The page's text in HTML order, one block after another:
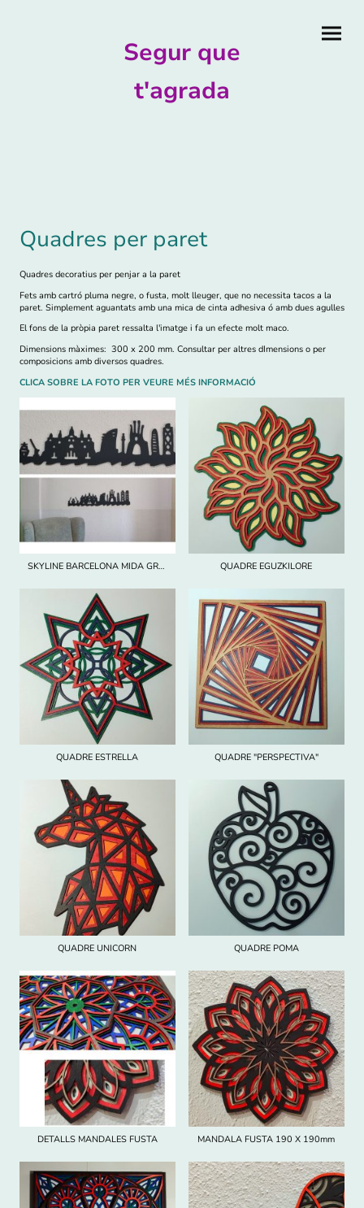
Segur que
t'agrada
Quadres per paret
Quadres decoratius per penjar a la paret
Fets amb cartró pluma negre, o fusta, molt lleuger, que no necessita tacos a la
paret. Simplement aguantats amb una mica de cinta adhesiva ó amb dues agulles
El fons de la pròpia paret ressalta l'imatge i fa un efecte molt maco.
Dimensions màximes: 300 x 200 mm. Consultar per altres dImensions o per
composicions amb diversos quadres.
CLICA SOBRE LA FOTO PER VEURE MÉS INFORMACIÓ
SKYLINE BARCELONA MIDA GRAN QUADRE EGUZKILORE
QUADRE ESTRELLA QUADRE "PERSPECTIVA"
QUADRE UNICORN QUADRE POMA
DETALLS MANDALES FUSTA MANDALA FUSTA 190 X 190mm